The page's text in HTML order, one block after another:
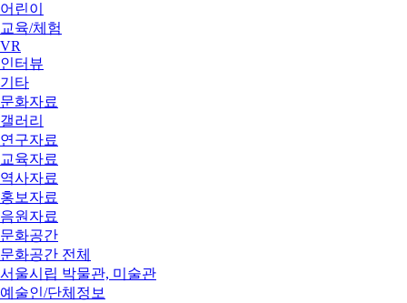
어린이
교육/체험
VR
인터뷰
기타
문화자료
갤러리
연구자료
교육자료
역사자료
홍보자료
음원자료
문화공간
문화공간 전체
서울시립 박물관, 미술관
예술인/단체정보